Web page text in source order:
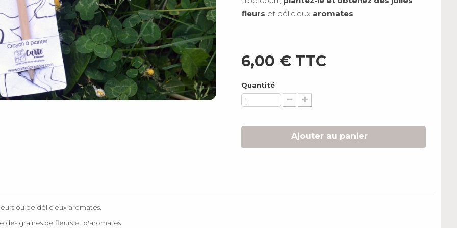
fleurs et délicieux aromates.
6,00 €TTC
Quantité
Ajouter au panier
ou de délicieux aromates.
graines de fleurs et d'aromates.